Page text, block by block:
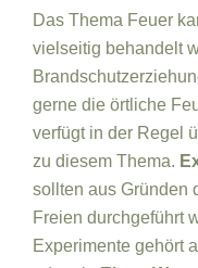
Das Thema Feuer
vielseitig behandelt
gerne die örtliche
verfügt in der Regel
zu diesem Thema.
sollten aus Gründen
Freien durchgeführt
Experimente gehört